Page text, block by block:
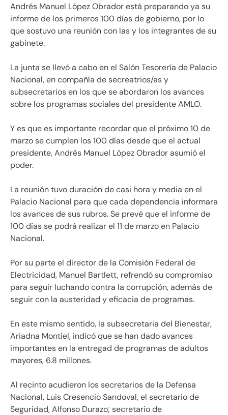
Andrés Manuel López Obrador está preparando ya su
informe de los primeros 100 días de gobierno, por lo
que sostuvo una reunión con las y los integrantes de su
gabinete.
La junta se llevó a cabo en el Salón Tesorería de Palacio
Nacional, en compañía de secreatrios/as y
subsecretarios en los que se abordaron los avances
sobre los programas sociales del presidente AMLO.
Y es que es importante recordar que el próximo 10 de
marzo se cumplen los 100 días desde que el actual
presidente, Andrés Manuel López Obrador asumió el
poder.
La reunión tuvo duración de casi hora y media en el
Palacio Nacional para que cada dependencia informara
los avances de sus rubros. Se prevé que el informe de
100 días se podrá realizar el 11 de marzo en Palacio
Nacional.
Por su parte el director de la Comisión Federal de
Electricidad, Manuel Bartlett, refrendó su compromiso
para seguir luchando contra la corrupción, además de
seguir con la austeridad y eficacia de programas.
En este mismo sentido, la subsecretaria del Bienestar,
Ariadna Montiel, indicó que se han dado avances
importantes en la entregad de programas de adultos
mayores, 6.8 millones.
Al recinto acudieron los secretarios de la Defensa
Nacional, Luis Cresencio Sandoval, el secretario de
Seguridad, Alfonso Durazo; secretario de